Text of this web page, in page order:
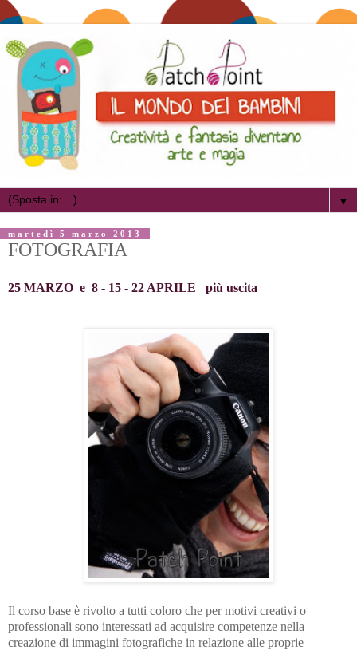
▼
martedì 5 marzo 2013
FOTOGRAFIA
25 MARZO e 8 - 15 - 22 APRILE più uscita
Il corso base è rivolto a tutti coloro che per motivi creativi o
professionali sono interessati ad acquisire competenze nella
creazione di immagini fotografiche in relazione alle proprie